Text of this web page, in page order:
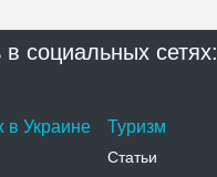
социальных сетях:
в Украине Туризм
Статьи